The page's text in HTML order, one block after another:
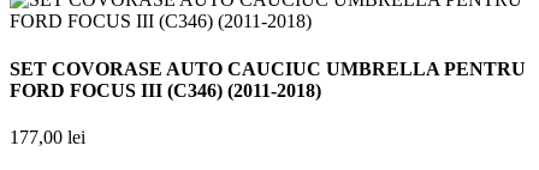
SET COVORASE AUTO CAUCIUC UMBRELLA PENTRU
FORD FOCUS III (C346) (2011-2018)
177,00 lei